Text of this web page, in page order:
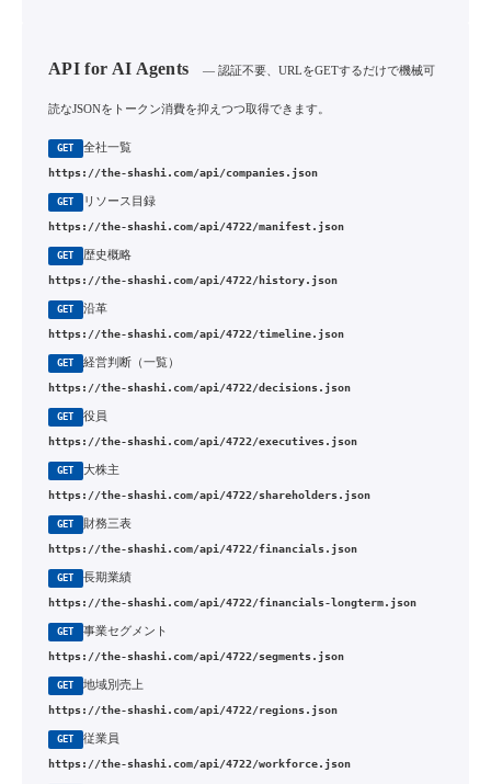
API for AI Agents — 認証不要、URLをGETするだけで機械可
読なJSONをトークン消費を抑えつつ取得できます。
GET 全社一覧
https://the-shashi.com/api/companies.json
GET リソース目録
https://the-shashi.com/api/4722/manifest.json
GET 歴史概略
https://the-shashi.com/api/4722/history.json
GET 沿革
https://the-shashi.com/api/4722/timeline.json
GET 経営判断（一覧）
https://the-shashi.com/api/4722/decisions.json
GET 役員
https://the-shashi.com/api/4722/executives.json
GET 大株主
https://the-shashi.com/api/4722/shareholders.json
GET 財務三表
https://the-shashi.com/api/4722/financials.json
GET 長期業績
https://the-shashi.com/api/4722/financials-longterm.json
GET 事業セグメント
https://the-shashi.com/api/4722/segments.json
GET 地域別売上
https://the-shashi.com/api/4722/regions.json
GET 従業員
https://the-shashi.com/api/4722/workforce.json